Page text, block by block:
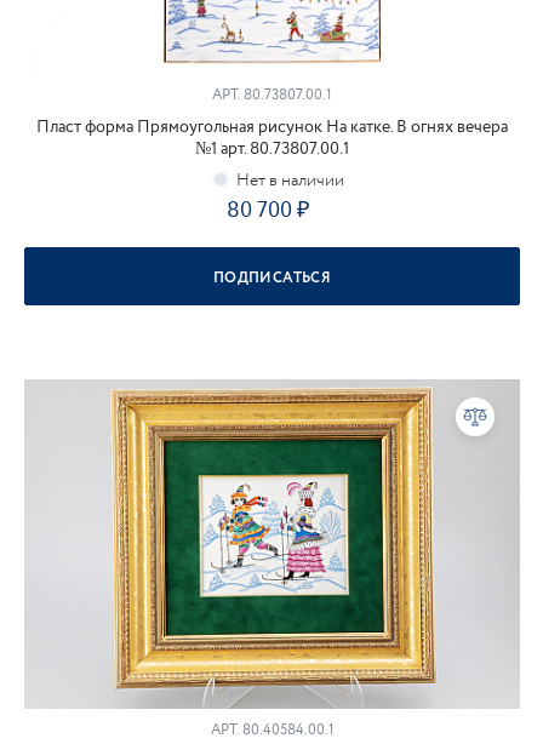
АРТ. 80.73807.00.1
Пласт форма Прямоугольная рисунок На катке. В огнях вечера
№1 арт. 80.73807.00.1
80 700
ПОДПИСАТЬСЯ
АРТ.80.40584.00.1